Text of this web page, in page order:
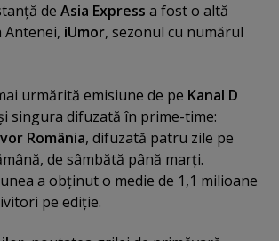
de Asia Express a fost o altă
Antenei, iUmor, sezonul cu numărul
urmărită emisiune de pe Kanal D
singura difuzată în prime-time:
România, difuzată patru zile pe
de sâmbătă până marţi.
a obţinut o medie de 1,1 milioane
pe ediţie.